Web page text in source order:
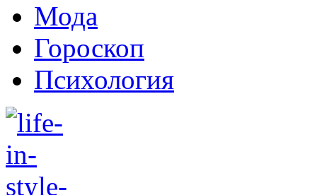
Мода
Гороскоп
Психология